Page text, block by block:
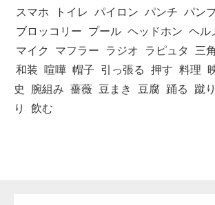
スマホ
トイレ パイロン パンチ パン
ブロッコリー
プール ヘッドホン ヘル
マイク
マフラー ラジオ ラピュタ 三
和装
喧嘩 帽子 引っ張る 押す 料理
史
腕組み 薔薇 豆まき 豆腐 踊る 蹴り
り
飲む